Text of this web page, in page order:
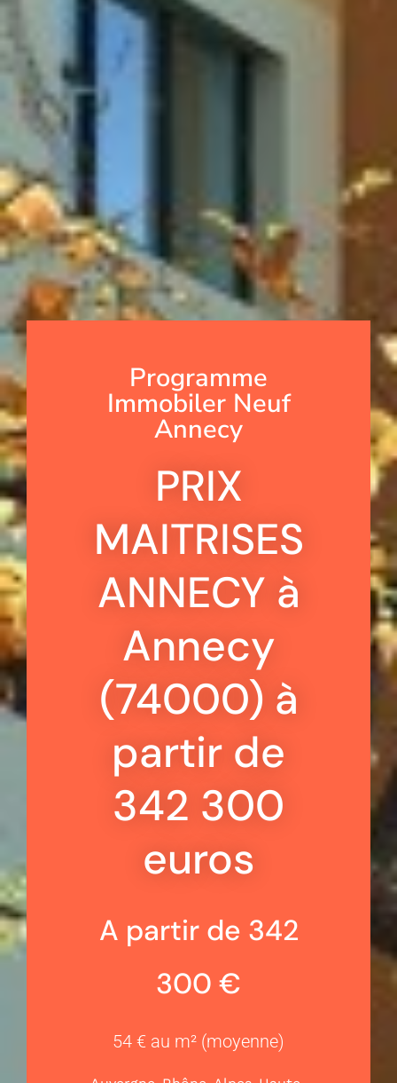
Programme
Immobiler Neuf
Annecy
PRIX
MAITRISES
ANNECY à
Annecy
(74000) à
partir de
342 300
euros
A partir de 342
300 €
54 € au m² (moyenne)